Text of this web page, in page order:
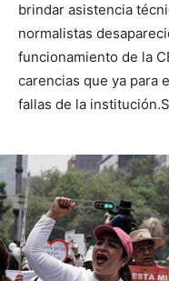
brindar asistencia
normalistas
funcionamiento de la
carencias que ya para
fallas de la